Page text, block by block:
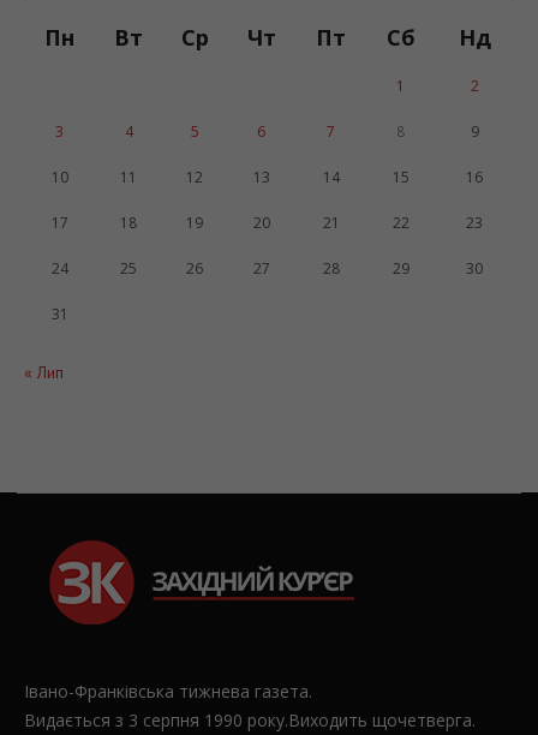
Пн Вт Ср Чт Пт Сб Нд
« Лип
1 2
3 4 5 6 7 8 9
10 11 12 13 14 15 16
17 18 19 20 21 22 23
24 25 26 27 28 29 30
31
Івано-Франківська тижнева газета.
Видається з 3 серпня 1990 року.Виходить щочетверга.